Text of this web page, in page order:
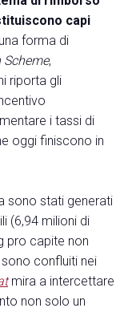
capi
forma di
Scheme,
riporta gli
i tassi di
oggi finiscono in
sono stati generati
(6,94 milioni di
pro capite non
confluiti nei
mira a intercettare
non solo un